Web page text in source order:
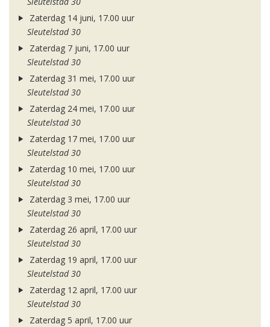
Zaterdag 14 juni, 17.00 uur
Sleutelstad 30
Zaterdag 7 juni, 17.00 uur
Sleutelstad 30
Zaterdag 31 mei, 17.00 uur
Sleutelstad 30
Zaterdag 24 mei, 17.00 uur
Sleutelstad 30
Zaterdag 17 mei, 17.00 uur
Sleutelstad 30
Zaterdag 10 mei, 17.00 uur
Sleutelstad 30
Zaterdag 3 mei, 17.00 uur
Sleutelstad 30
Zaterdag 26 april, 17.00 uur
Sleutelstad 30
Zaterdag 19 april, 17.00 uur
Sleutelstad 30
Zaterdag 12 april, 17.00 uur
Sleutelstad 30
Zaterdag 5 april, 17.00 uur